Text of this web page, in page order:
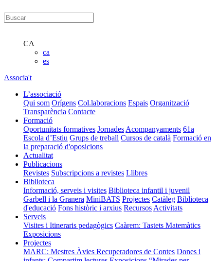
CA
ca
es
Associa't
L’associació
Qui som Orígens Col.laboracions Espais Organització
Transparència Contacte
Formació
Oportunitats formatives Jornades Acompanyaments 61a
Escola d’Estiu Grups de treball Cursos de català Formació en
la preparació d'oposicions
Actualitat
Publicacions
Revistes Subscripcions a revistes Llibres
Biblioteca
Informació, serveis i visites Biblioteca infantil i juvenil
Garbell i la Granera MiniBATS Projectes Catàleg Biblioteca
d'educació Fons històric i arxius Recursos Activitats
Serveis
Visites i Itineraris pedagògics Caàrem: Tastets Matemàtics
Exposicions
Projectes
MARC: Mestres Àvies Recuperadores de Contes Dones i